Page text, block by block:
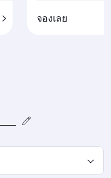
จองเลย